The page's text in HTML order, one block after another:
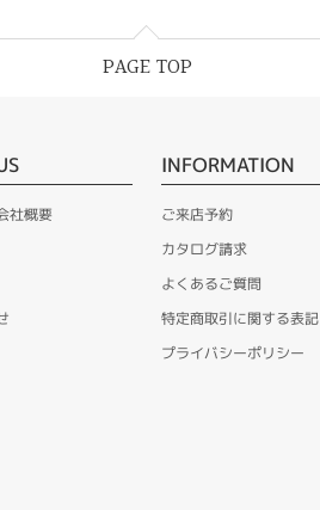
PAGE TOP
社概要
INFORMATION
ご来店予約
カタログ請求
よくあるご質問
特定商取引に関する表記
プライバシーポリシー